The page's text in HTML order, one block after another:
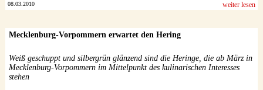
08.03.2010 weiter lesen
Mecklenburg-Vorpommern erwartet den Hering
Weiß geschuppt und silbergrün glänzend sind die Heringe, die ab März in
Mecklenburg-Vorpommern im Mittelpunkt des kulinarischen Interesses
stehen